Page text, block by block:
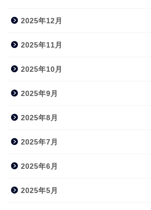
2025年12月
2025年11月
2025年10月
2025年9月
2025年8月
2025年7月
2025年6月
2025年5月